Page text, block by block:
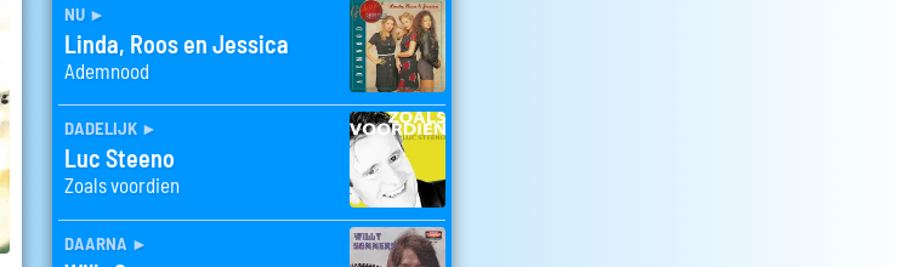
nu ►
Linda, Roos en Jessica
Ademnood
dadelijk ►
Luc Steeno
Zoals voordien
daarna ►